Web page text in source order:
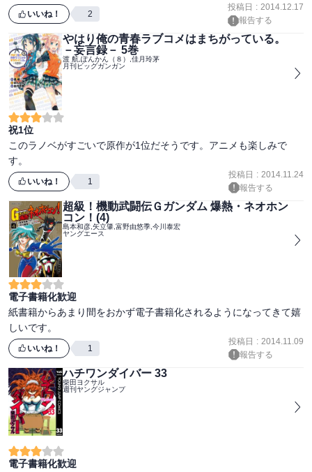
いいね！ 2
投稿日 : 2014.12.17
報告する
やはり俺の青春ラブコメはまちがっている。
－妄言録－ 5巻
渡 航,ぽんかん（８）,佳月玲茅
月刊ビッグガンガン
祝1位
このラノベがすごいで原作が1位だそうです。アニメも楽しみで
す。
いいね！ 1
投稿日 : 2014.11.24
報告する
超級！機動武闘伝Ｇガンダム 爆熱・ネオホン
コン！(4)
島本和彦,矢立肇,富野由悠季,今川泰宏
ヤングエース
電子書籍化歓迎
紙書籍からあまり間をおかず電子書籍化されるようになってきて嬉
しいです。
いいね！ 1
投稿日 : 2014.11.09
報告する
ハチワンダイバー 33
柴田ヨクサル
週刊ヤングジャンプ
電子書籍化歓迎